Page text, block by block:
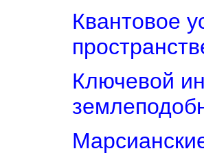
Квантовое
Ключевой